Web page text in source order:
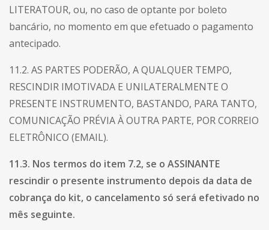
LITERATOUR, ou, no caso de optante por boleto
bancário, no momento em que efetuado o pagamento
antecipado.
11.2. AS PARTES PODERÃO, A QUALQUER TEMPO,
RESCINDIR IMOTIVADA E UNILATERALMENTE O
PRESENTE INSTRUMENTO, BASTANDO, PARA TANTO,
COMUNICAÇÃO PRÉVIA À OUTRA PARTE, POR CORREIO
ELETRÔNICO (EMAIL).
11.3. Nos termos do item 7.2, se o ASSINANTE
rescindir o presente instrumento depois da data de
cobrança do kit, o cancelamento só será efetivado no
mês seguinte.